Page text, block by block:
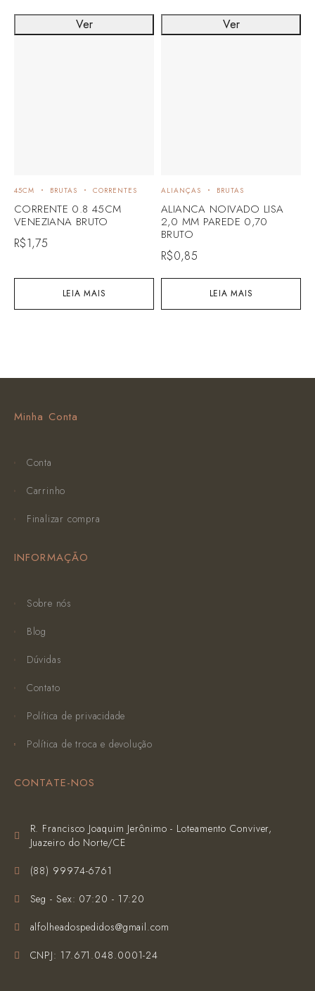
LEIA MAIS
45CM BRUTAS CORRENTES
CORRENTE 0.8 45CM
VENEZIANA BRUTO
R$1,75
Ver
LEIA MAIS
ALIANÇAS BRUTAS
ALIANCA NOIVADO LISA
2,0 MM PAREDE 0,70
BRUTO
R$0,85
Ver
Minha Conta
Conta
Carrinho
Finalizar compra
INFORMAÇÃO
Sobre nós
Blog
Dúvidas
Contato
Política de privacidade
Política de troca e devolução
CONTATE-NOS
R. Francisco Joaquim Jerônimo - Loteamento Conviver,
Juazeiro do Norte/CE
(‪88) 99974-6761‬
Seg - Sex: 07:20 - 17:20
alfolheadospedidos@gmail.com
CNPJ: 17.671.048.0001-24